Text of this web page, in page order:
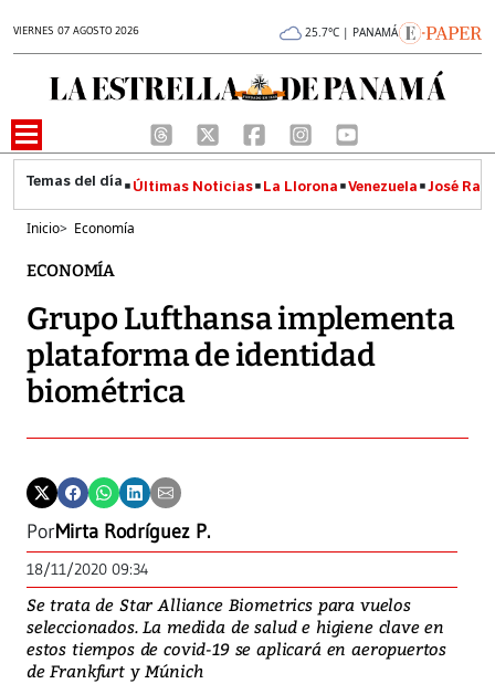
VIERNES 07 AGOSTO 2026 25.7°C | PANAMÁ
Últimas Noticias La Llorona Venezuela José
Inicio> Economía
ECONOMÍA
Grupo Lufthansa implementa
plataforma de identidad
biométrica
PorMirta Rodríguez P.
18/11/2020 09:34
Se trata de Star Alliance Biometrics para vuelos
seleccionados. La medida de salud e higiene clave en
estos tiempos de covid-19 se aplicará en aeropuertos
de Frankfurt y Múnich